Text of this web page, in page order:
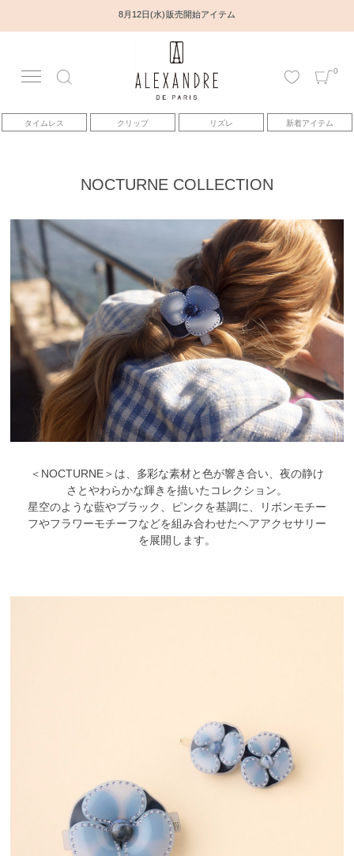
8月12日(水) 販売開始アイテム
0
タイムレス クリップ リズレ 新着アイテム
アカウント
アイテム
ベストセラー
コレクション
トピックス
ヘアアレンジ動画
ヒストリー
クラフトマンシップ
ニュース
NOCTURNE COLLECTION
＜NOCTURNE＞は、多彩な素材と色が響き合い、夜の静け
さとやわらかな輝きを描いたコレクション。
星空のような藍やブラック、ピンクを基調に、リボンモチー
フやフラワーモチーフなどを組み合わせたヘアアクセサリー
を展開します。